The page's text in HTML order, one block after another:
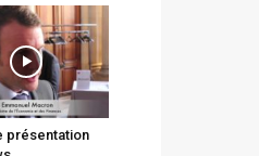
présentation